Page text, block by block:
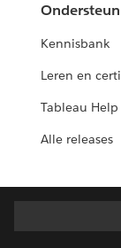
Kennisbank
Leren en
Tableau Help
Alle releases